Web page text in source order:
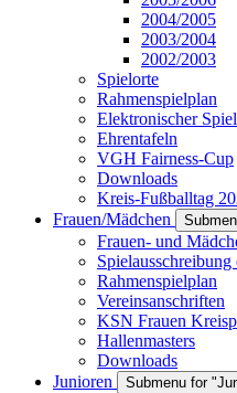
2004/2005
2003/2004
2002/2003
Spielorte
Rahmenspielplan
Elektronischer
Ehrentafeln
VGH Fairness-Cup
Downloads
Kreis-Fußballtag
Frauen/Mädchen
Frauen- und
Rahmenspielplan
Vereinsanschriften
KSN Frauen
Hallenmasters
Downloads
Junioren
Submenu for